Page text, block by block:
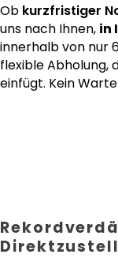
Ob kurzfristiger
uns nach Ihnen, in
innerhalb von nur
flexible Abholung,
einfügt. Kein